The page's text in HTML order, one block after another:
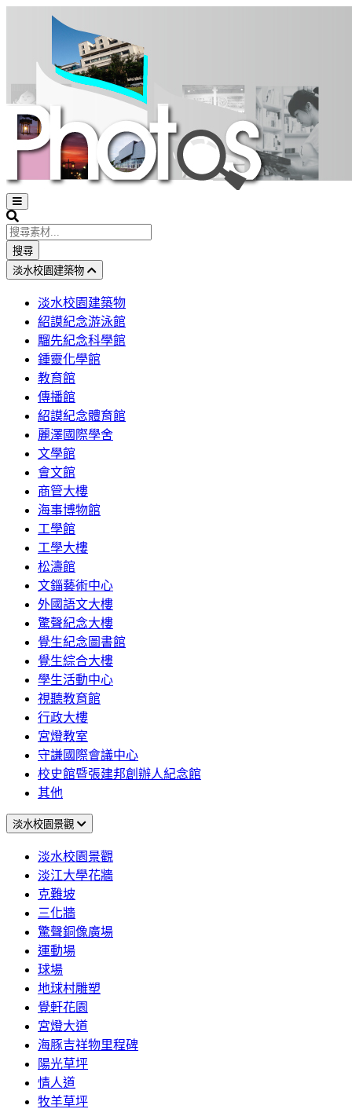
Open
sidebar
Search
搜尋
淡水校園建築物
淡水校園建築物
紹謨紀念游泳館
騮先紀念科學館
鍾靈化學館
教育館
傳播館
紹謨紀念體育館
麗澤國際學舍
文學館
會文館
商管大樓
海事博物館
工學館
工學大樓
松濤館
文錙藝術中心
外國語文大樓
驚聲紀念大樓
覺生紀念圖書館
覺生綜合大樓
學生活動中心
視聽教育館
行政大樓
宮燈教室
守謙國際會議中心
校史館暨張建邦創辦人紀念館
其他
淡水校園景觀
淡水校園景觀
淡江大學花牆
克難坡
三化牆
驚聲銅像廣場
運動場
球場
地球村雕塑
覺軒花園
宮燈大道
海豚吉祥物里程碑
陽光草坪
情人道
牧羊草坪